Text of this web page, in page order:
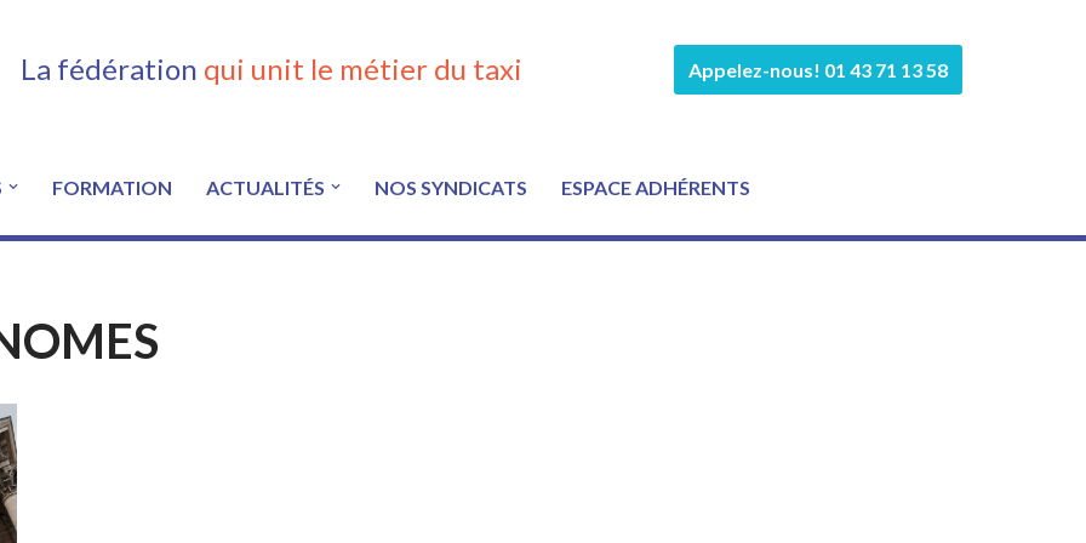
La fédération qui unit le métier du taxi Appelez-nous! 01 43 71 13 58
FORMATION ACTUALITÉS NOS SYNDICATS ESPACE ADHÉRENTS